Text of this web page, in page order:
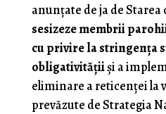
anunţate de ja de Starea
sesizeze membrii
cu privire la stringenţa
obligativităţiişi a
eliminare a reticenţei la
prevăzute de Strategia